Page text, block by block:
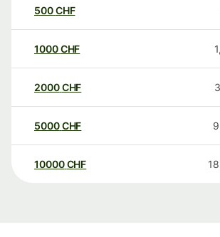
500CHF
1000CHF
2000CHF
5000CHF
10000 CHF